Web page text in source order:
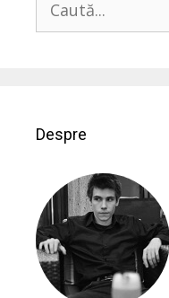
Despre